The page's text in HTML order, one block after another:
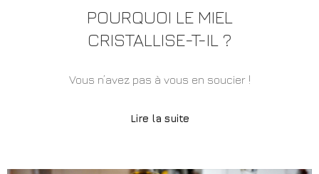
POURQUOI LE MIEL
CRISTALLISE-T-IL ?
Vous n’avez pas à vous en soucier !
Lire la suite